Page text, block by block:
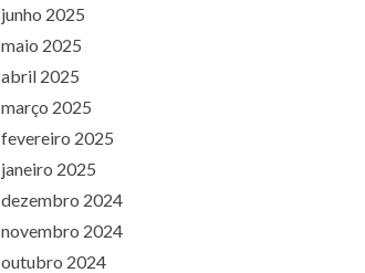
junho 2025
maio 2025
abril 2025
março 2025
fevereiro 2025
janeiro 2025
dezembro 2024
novembro 2024
outubro 2024